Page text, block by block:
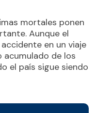
mortales ponen
Aunque el
en un viaje
de los
el país sigue siendo